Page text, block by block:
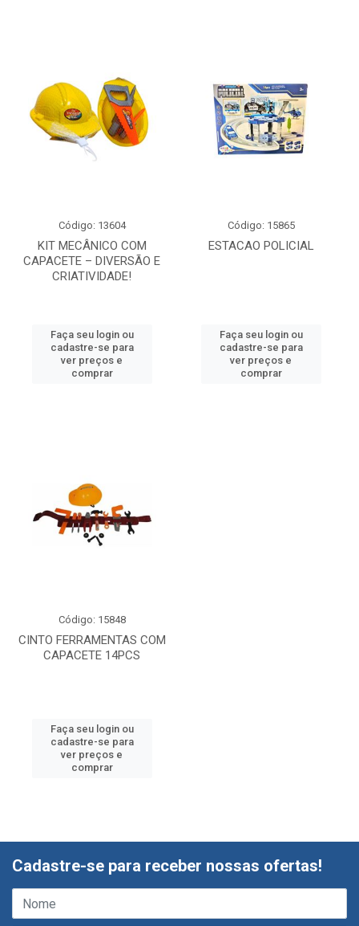
KIT MECÂNICO COM
CAPACETE – DIVERSÃO E
CRIATIVIDADE!
Código: 13604
Faça seu login ou
cadastre-se para
ver preços e
comprar
ESTACAO POLICIAL
Código: 15865
Faça seu login ou
cadastre-se para
ver preços e
comprar
CINTO FERRAMENTAS COM
CAPACETE 14PCS
Código: 15848
Faça seu login ou
cadastre-se para
ver preços e
comprar
Cadastre-se para receber nossas ofertas!